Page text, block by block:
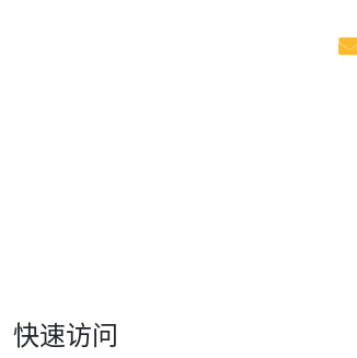
快速访问